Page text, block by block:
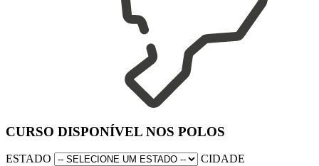
CURSO DISPONÍVEL NOS POLOS
ESTADO CIDADE